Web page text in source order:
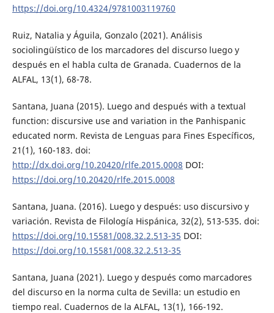
https://doi.org/10.4324/9781003119760
Ruiz, Natalia y Águila, Gonzalo (2021). Análisis
sociolingüístico de los marcadores del discurso luego y
después en el habla culta de Granada. Cuadernos de la
ALFAL, 13(1), 68-78.
Santana, Juana (2015). Luego and después with a textual
function: discursive use and variation in the Panhispanic
educated norm. Revista de Lenguas para Fines Específicos,
21(1), 160-183. doi:
http://dx.doi.org/10.20420/rlfe.2015.0008 DOI:
https://doi.org/10.20420/rlfe.2015.0008
Santana, Juana. (2016). Luego y después: uso discursivo y
variación. Revista de Filología Hispánica, 32(2), 513-535. doi:
https://doi.org/10.15581/008.32.2.513-35 DOI:
https://doi.org/10.15581/008.32.2.513-35
Santana, Juana (2021). Luego y después como marcadores
del discurso en la norma culta de Sevilla: un estudio en
tiempo real. Cuadernos de la ALFAL, 13(1), 166-192.